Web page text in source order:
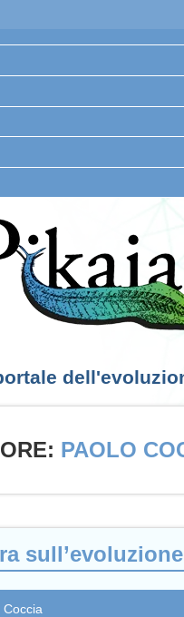
PAOLO
sull’evoluzione
Coccia